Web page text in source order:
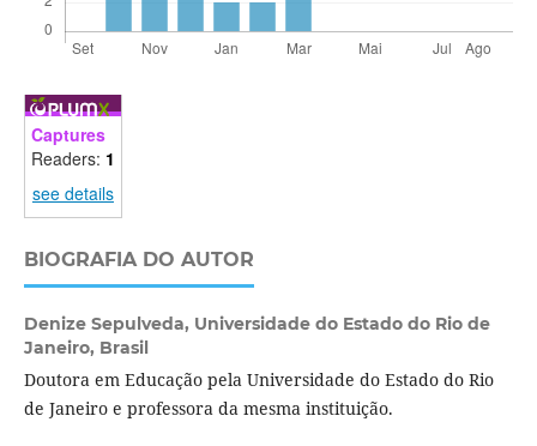
Captures
Readers: 1
see details
BIOGRAFIA DO AUTOR
Denize Sepulveda, Universidade do Estado do Rio de
Janeiro, Brasil
Doutora em Educação pela Universidade do Estado do Rio
de Janeiro e professora da mesma instituição.